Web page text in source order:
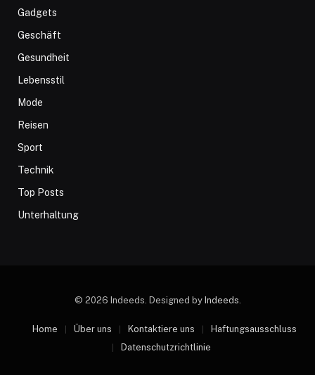
Gadgets
Geschäft
Gesundheit
Lebensstil
Mode
Reisen
Sport
Technik
Top Posts
Unterhaltung
© 2026 Indeeds. Designed by Indeeds
Home Über uns Kontaktiere uns
Haftungsausschluss
Datenschutzrichtlinie